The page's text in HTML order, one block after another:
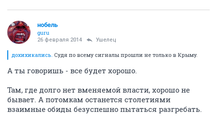
нобель
guru
26 февраля 2014 Ушелец
дохихикались. Судя по всему сигналы прошли не только в Крыму.
А ты говоришь - все будет хорошо.
Там, где долго нет вменяемой власти, хорошо не
бывает. А потомкам останется столетиями
взаимные обиды безуспешно пытаться разгребать.